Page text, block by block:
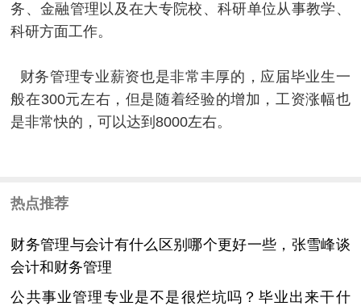
务、金融管理以及在大专院校、科研单位从事教学、
科研方面工作。
财务管理专业薪资也是非常丰厚的，应届毕业生一
般在300元左右，但是随着经验的增加，工资涨幅也
是非常快的，可以达到8000左右。
热点推荐
财务管理与会计有什么区别哪个更好一些，张雪峰谈
会计和财务管理
公共事业管理专业是不是很烂坑吗？毕业出来干什